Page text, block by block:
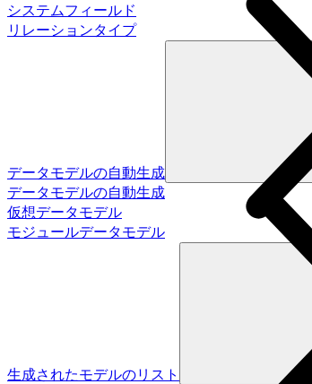
システムフィールド
リレーションタイプ
データモデルの自動生成
データモデルの自動生成
仮想データモデル
モジュールデータモデル
生成されたモデルのリスト